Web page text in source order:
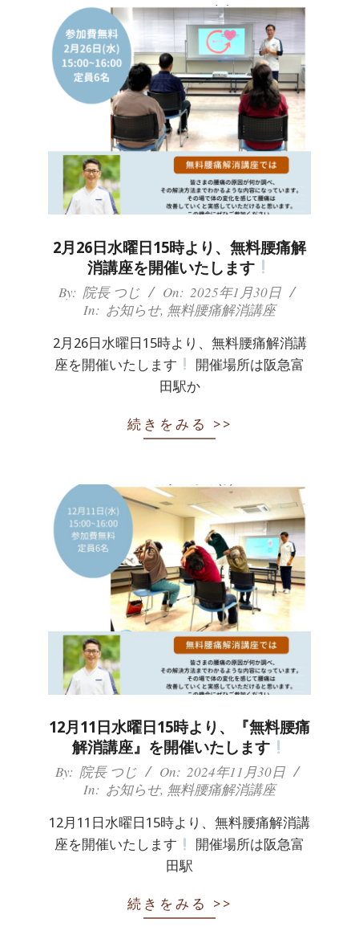
2月26日水曜日15時より、無料腰痛解
消講座を開催いたします
2025-
By: 院長 つじ On: 2025年1月30日
In: お知らせ, 無料腰痛解消講座
2月26日水曜日15時より、無料腰痛解消講
座を開催いたします
開催場所は阪急富
田駅か
続きをみる >>
12月11日水曜日15時より、『無料腰痛
解消講座』を開催いたします
2024-
By: 院長 つじ On: 2024年11月30日
In: お知らせ, 無料腰痛解消講座
12月11日水曜日15時より、無料腰痛解消講
座を開催いたします
開催場所は阪急富
田駅
続きをみる >>